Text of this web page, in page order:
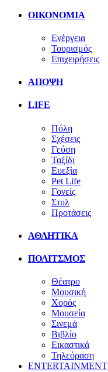
ΟΙΚΟΝΟΜΙΑ
Ενέργεια
Τουρισμός
Επιχειρήσεις
ΑΠΟΨΗ
LIFE
Πόλη
Σχέσεις
Γεύση
Ταξίδι
Ευεξία
Pet Life
Γονείς
Στυλ
Προτάσεις
ΑΘΛΗΤΙΚΑ
ΠΟΛΙΤΣΜΟΣ
Θέατρο
Μουσική
Χορός
Μουσεία
Σινεμά
Βιβλίο
Εικαστικά
Τηλεόραση
ENTERTAINMENT